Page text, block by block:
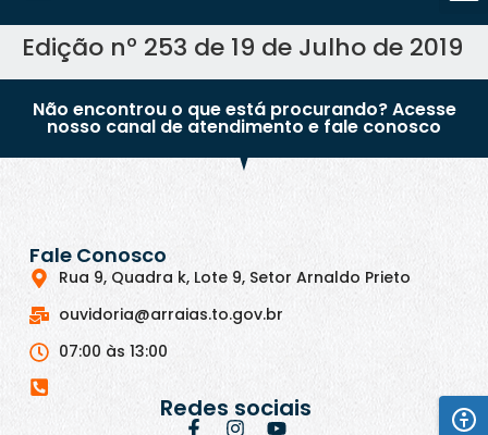
Edição nº 253 de 19 de Julho de 2019
Não encontrou o que está procurando? Acesse
nosso canal de atendimento e fale conosco
Fale Conosco
Rua 9, Quadra k, Lote 9, Setor Arnaldo Prieto
ouvidoria@arraias.to.gov.br
07:00 às 13:00
Redes sociais